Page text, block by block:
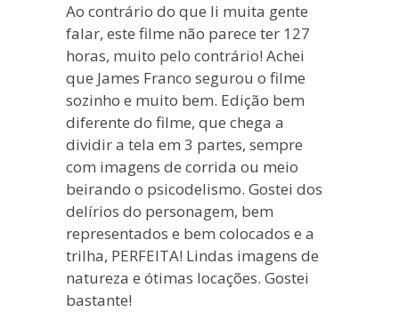
Ao contrário do que li muita gente
falar, este filme não parece ter 127
horas, muito pelo contrário! Achei
que James Franco segurou o filme
sozinho e muito bem. Edição bem
diferente do filme, que chega a
dividir a tela em 3 partes, sempre
com imagens de corrida ou meio
beirando o psicodelismo. Gostei dos
delírios do personagem, bem
representados e bem colocados e a
trilha, PERFEITA! Lindas imagens de
natureza e ótimas locações. Gostei
bastante!